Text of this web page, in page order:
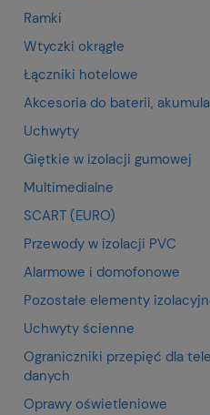
Ramki
Wtyczki okrągłe
Łączniki hotelowe
Akcesoria do baterii,
Uchwyty
Giętkie w izolacji gumowej
Multimedialne
SCART (EURO)
Przewody w izolacji PVC
Alarmowe i domofonowe
Pozostałe elementy
Uchwyty ścienne
Ograniczniki przepięć dla
danych
Oprawy oświetleniowe